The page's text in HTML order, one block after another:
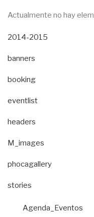
Actualmente no hay
2014-2015
banners
booking
eventlist
headers
M_images
phocagallery
stories
Agenda_Eventos